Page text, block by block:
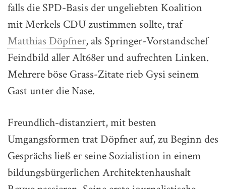
falls die SPD-Basis der ungeliebten Koalition
mit Merkels CDU zustimmen sollte, traf
Matthias Döpfner, als Springer-Vorstandschef
Feindbild aller Alt68er und aufrechten Linken.
Mehrere böse Grass-Zitate rieb Gysi seinem
Gast unter die Nase.
Freundlich-distanziert, mit besten
Umgangsformen trat Döpfner auf, zu Beginn des
Gesprächs ließ er seine Sozialistion in einem
bildungsbürgerlichen Architektenhaushalt